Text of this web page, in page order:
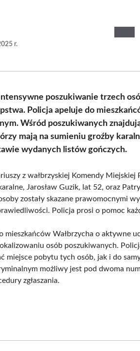
r.
poszukiwanie trzech
Policja apeluje do
Wśród poszukiwanych
mają na sumieniu groźby
wydanych listów gończych.
z wałbrzyskiej Komendy
Jarosław Guzik, lat 52, oraz
zostały skazane prawomocnymi
Policja prosi o pomoc
mieszkańców Wałbrzycha o aktywne
osób poszukiwanych.
miejsce pobytu tych osób, jak i do
możliwy jest pod dwoma
zgłaszania.